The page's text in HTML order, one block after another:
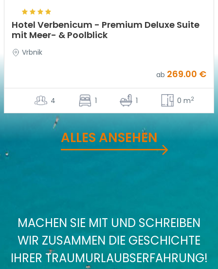
Hotel Verbenicum - Premium Deluxe Suite
mit Meer- & Poolblick
Vrbnik
ab 269.00 €
4 1 1 0 m2
ALLES ANSEHEN
MACHEN SIE MIT UND SCHREIBEN
WIR ZUSAMMEN DIE GESCHICHTE
IHRER TRAUMURLAUBSERFAHRUNG!